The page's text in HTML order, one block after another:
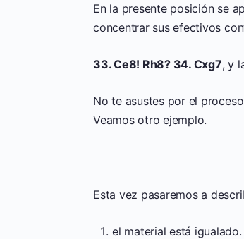
En la presente posición se
concentrar sus efectivos
33. Ce8! Rh8? 34. Cxg7, y
No te asustes por el
Veamos otro ejemplo.
Esta vez pasaremos a
el material está igualado.